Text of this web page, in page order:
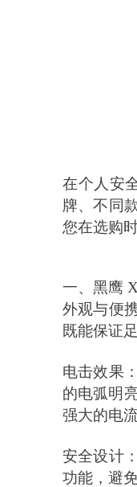
在个人安
牌、不同
您在选购
一、黑鹰
外观与便
既能保证
电击效果
的电弧明
强大的电
安全设计
功能，避